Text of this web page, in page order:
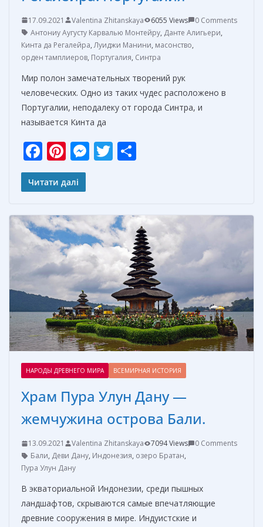
17.09.2021 Valentina Zhitanskaya 6055 Views
0 Comments
Антониу Аугусту Карвалью Монтейру, Данте Алигьери,
Кинта да Регалейра,Луиджи Манини, масонство,
орден тамплиеров, Португалия, Синтра
Мир полон замечательных творений рук
человеческих. Одно из таких чудес расположено в
Португалии, неподалеку от города Синтра, и
называется Кинта да
F
ac
e
o
o
k
Pi
nt
er
st
M
n
g
er
T
а
в
и
т
ь
Читати далі
НАРОДЫ ДРЕВНЕГО МИРА ВСЕМИРНАЯ ИСТОРИЯ
Храм Пура Улун Дану —
жемчужина острова Бали.
13.09.2021 Valentina Zhitanskaya 7094 Views
0 Comments
Бали, Деви Дану, Индонезия, озеро Братан,
Пура Улун Дану
В экваториальной Индонезии, среди пышных
ландшафтов, скрываются самые впечатляющие
древние сооружения в мире. Индуистские и